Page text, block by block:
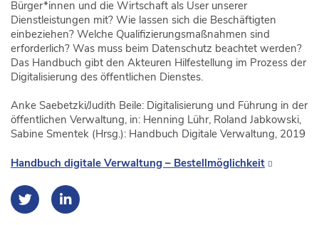
Bürger*innen und die Wirtschaft als User unserer
Dienstleistungen mit? Wie lassen sich die Beschäftigten
einbeziehen? Welche Qualifizierungsmaßnahmen sind
erforderlich? Was muss beim Datenschutz beachtet werden?
Das Handbuch gibt den Akteuren Hilfestellung im Prozess der
Digitalisierung des öffentlichen Dienstes.
Anke Saebetzki/Judith Beile: Digitalisierung und Führung in der
öffentlichen Verwaltung, in: Henning Lühr, Roland Jabkowski,
Sabine Smentek (Hrsg.): Handbuch Digitale Verwaltung, 2019
Handbuch digitale Verwaltung – Bestellmöglichkeit